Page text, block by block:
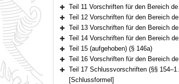
Bereich erweitern
Bereich erweitern
Teil 11 Vorschriften für den Bereich der Insolvenzordnung (§§ 104–113)
Bereich erweitern
Teil 12 Vorschriften für den Bereich des Lastenausgleichs und des Flüchtlingswesens (§§ 114–133a)
Bereich erweitern
Teil 13 Vorschriften für den Bereich des Opferentschädigungsgesetzes (§§ 134–135)
Bereich erweitern
Teil 14 Vorschriften für den Bereich des Pflegeberufegesetzes (§§ 136–146)
Bereich erweitern
Teil 15 (aufgehoben) (§ 146a)
Bereich erweitern
Teil 16 Vorschriften für den Bereich der finanziellen Ausstattung von Betreuungsvereinen zur Wahrnehmung von Querschnittsaufgaben (§§ 147–153)
Bereich erweitern
Teil 17 Schlussvorschriften (§§ 154–155)
[Schlussformel]